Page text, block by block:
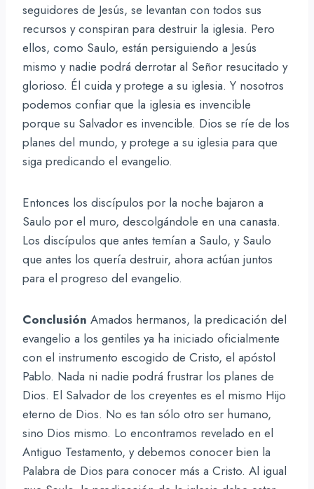
seguidores de Jesús, se levantan con todos sus
recursos y conspiran para destruir la iglesia. Pero
ellos, como Saulo, están persiguiendo a Jesús
mismo y nadie podrá derrotar al Señor resucitado y
glorioso. Él cuida y protege a su iglesia. Y nosotros
podemos confiar que la iglesia es invencible
porque su Salvador es invencible. Dios se ríe de los
planes del mundo, y protege a su iglesia para que
siga predicando el evangelio.
Entonces los discípulos por la noche bajaron a
Saulo por el muro, descolgándole en una canasta.
Los discípulos que antes temían a Saulo, y Saulo
que antes los quería destruir, ahora actúan juntos
para el progreso del evangelio.
Conclusión Amados hermanos, la predicación del
evangelio a los gentiles ya ha iniciado oficialmente
con el instrumento escogido de Cristo, el apóstol
Pablo. Nada ni nadie podrá frustrar los planes de
Dios. El Salvador de los creyentes es el mismo Hijo
eterno de Dios. No es tan sólo otro ser humano,
sino Dios mismo. Lo encontramos revelado en el
Antiguo Testamento, y debemos conocer bien la
Palabra de Dios para conocer más a Cristo. Al igual